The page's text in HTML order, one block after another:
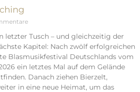
letzter Tusch – und gleichzeitig der
Kapitel: Nach zwölf erfolgreichen
Blasmusikfestival Deutschlands vom
ein letztes Mal auf dem Gelände
Danach ziehen Bierzelt,
in eine neue Heimat, um das